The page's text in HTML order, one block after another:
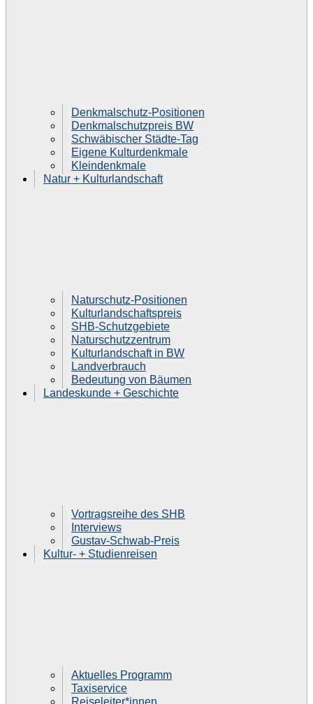
Denkmalschutz-Positionen
Denkmalschutzpreis BW
Schwäbischer Städte-Tag
Eigene Kulturdenkmale
Kleindenkmale
Natur + Kulturlandschaft
Naturschutz-Positionen
Kulturlandschaftspreis
SHB-Schutzgebiete
Naturschutzzentrum
Kulturlandschaft in BW
Landverbrauch
Bedeutung von Bäumen
Landeskunde + Geschichte
Vortragsreihe des SHB
Interviews
Gustav-Schwab-Preis
Kultur- + Studienreisen
Aktuelles Programm
Taxiservice
Reiseleiter*innen